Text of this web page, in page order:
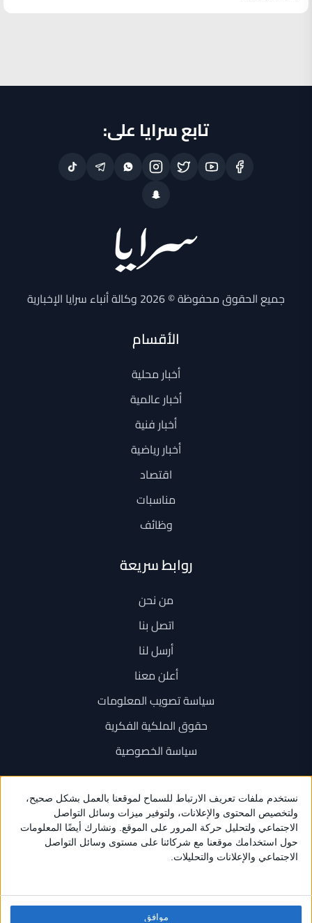
موافق
تابع سرايا على:
جميع الحقوق محفوظة © 2026 وكالة أنباء سرايا الإخبارية
الأقسام
أخبار محلية
أخبار عالمية
أخبار فنية
أخبار رياضية
اقتصاد
مناسبات
وظائف
روابط سريعة
من نحن
اتصل بنا
أرسل لنا
أعلن معنا
سياسة تصويب المعلومات
حقوق الملكية الفكرية
سياسة الخصوصية
اتصل بنا
+962 6 534 1777
+962 79 202 7000